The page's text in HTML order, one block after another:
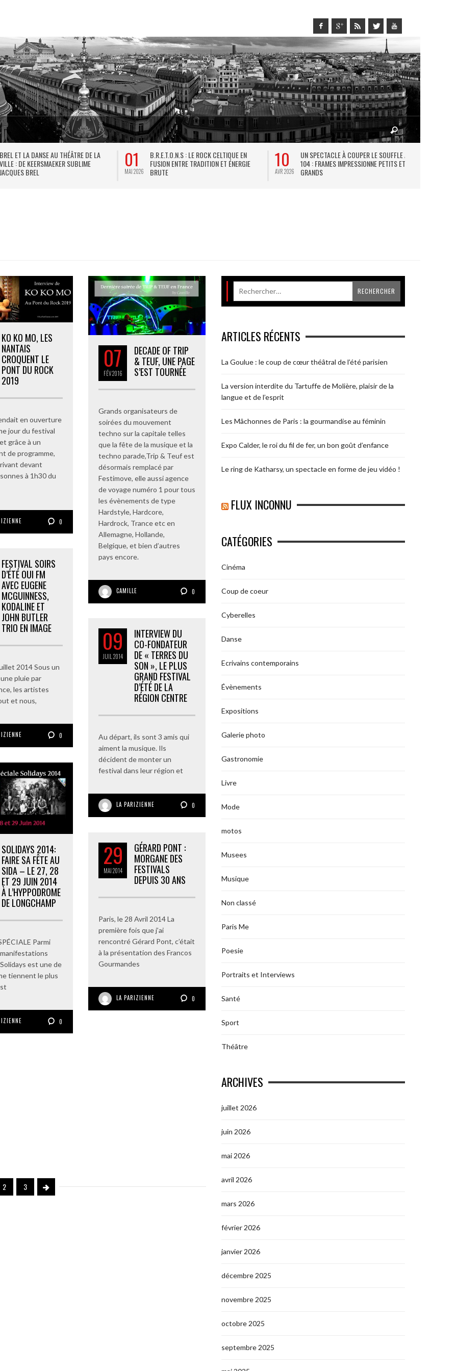
BREL ET LA DANSE AU THÉÂTRE DE LA
VILLE : DE KEERSMAEKER SUBLIME
JACQUES BREL
01
MAI 2026
B.R.E.T.O.N.S : LE ROCK CELTIQUE EN
FUSION ENTRE TRADITION ET ÉNERGIE
BRUTE
10
AVR 2026
UN SPECTACLE À COUPER LE SOUFFLE AU
104 : FRAMES IMPRESSIONNE PETITS ET
GRANDS
KO KO MO, LES
NANTAIS
CROQUENT LE
PONT DU ROCK
2019
en ouverture
jour du festival
grâce à un
de programme,
devant
à 1h30 du
0
07
FÉV2016
DECADE OF TRIP
& TEUF, UNE PAGE
S’EST TOURNÉE
Grands organisateurs de
soirées du mouvement
techno sur la capitale telles
que la fête de la musique et la
techno parade,Trip & Teuf est
désormais remplacé par
Festimove, elle aussi agence
de voyage numéro 1 pour tous
les évènements de type
Hardstyle, Hardcore,
Hardrock, Trance etc en
Allemagne, Hollande,
Belgique, et bien d’autres
pays encore.
CAMILLE 0
FESTIVAL SOIRS
D’ÉTÉ OUI FM
AVEC EUGENE
MCGUINNESS,
KODALINE ET
JOHN BUTLER
TRIO EN IMAGE
2014 Sous un
pluie par
les artistes
et nous,
0
09
JUIL 2014
INTERVIEW DU
CO-FONDATEUR
DE « TERRES DU
SON », LE PLUS
GRAND FESTIVAL
D’ÉTÉ DE LA
RÉGION CENTRE
Au départ, ils sont 3 amis qui
aiment la musique. Ils
décident de monter un
festival dans leur région et
LA PARIZIENNE 0
SOLIDAYS 2014:
FAIRE SA FÊTE AU
SIDA – LE 27, 28
ET 29 JUIN 2014
À L’HYPPODROME
DE LONGCHAMP
Parmi
est une de
tiennent le plus
0
29
MAI2014
GÉRARD PONT :
MORGANE DES
FESTIVALS
DEPUIS 30 ANS
Paris, le 28 Avril 2014 La
première fois que j’ai
rencontré Gérard Pont, c’était
à la présentation des Francos
Gourmandes
LA PARIZIENNE 0
2 3
ARTICLES RÉCENTS
La Goulue : le coup de cœur théâtral de l’été parisien
La version interdite du Tartuffe de Molière, plaisir de la
langue et de l’esprit
Les Mâchonnes de Paris : la gourmandise au féminin
Expo Calder, le roi du fil de fer, un bon goût d’enfance
Le ring de Katharsy, un spectacle en forme de jeu vidéo !
FLUX INCONNU
CATÉGORIES
Cinéma
Coup de coeur
Cyberelles
Danse
Ecrivains contemporains
Évènements
Expositions
Galerie photo
Gastronomie
Livre
Mode
motos
Musees
Musique
Non classé
Paris Me
Poesie
Portraits et Interviews
Santé
Sport
Théâtre
ARCHIVES
juillet 2026
juin 2026
mai 2026
avril 2026
mars 2026
février 2026
janvier 2026
décembre 2025
novembre 2025
octobre 2025
septembre 2025